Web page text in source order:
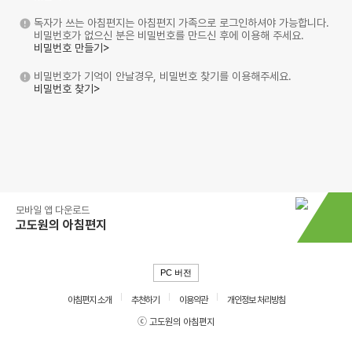
독자가 쓰는 아침편지는 아침편지 가족으로 로그인하셔야 가능합니다.
비밀번호가 없으신 분은 비밀번호를 만드신 후에 이용해 주세요.
비밀번호 만들기>
비밀번호가 기억이 안날경우, 비밀번호 찾기를 이용해주세요.
비밀번호 찾기>
모바일 앱 다운로드
고도원의 아침편지
PC 버전
아침편지 소개 추천하기 이용약관
개인정보 처리방침
ⓒ 고도원의 아침편지